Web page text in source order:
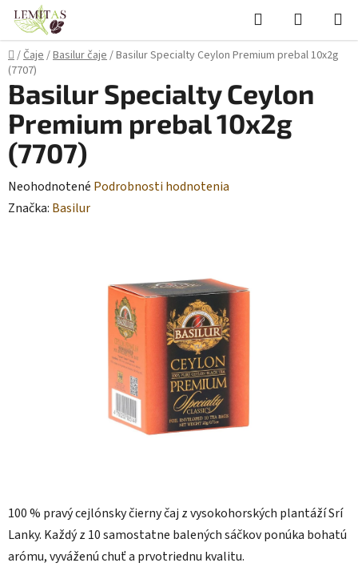
Prejsť
obsah
Hľadať
KOŠÍK
Domov
/Čaje/Basilur čaje/Basilur Specialty Ceylon Premium prebal 10x2g
(7707)
100 % pravý cejlónsky čierny čaj z vysokohorských plantáží Srí
Lanky. Každý z 10 samostatne balených sáčkov ponúka bohatú
arómu, vyváženú chuť a prvotriednu kvalitu.
Basilur Specialty Ceylon
Premium prebal 10x2g
(7707)
Priemerné
hodnotenie
Neohodnotené Podrobnosti hodnotenia
Značka: Basilur